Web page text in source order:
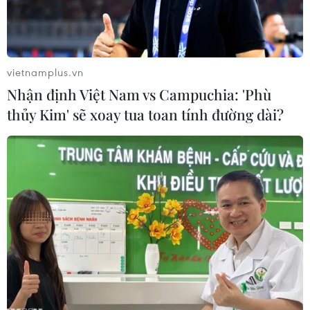
Cảnh trong phim "Bầu trời đỏ" (Ảnh: Viện Pháp tại Việt Nam)
“Bầu trời đỏ”- tác phẩm điện ảnh Pháp được
quay hoàn toàn tại Việt Nam sẽ có buổi chiếu ra
mắt tối 28/6 tại Trung tâm Văn hóa Pháp (số 24
Tràng Tiền, Hà Nội) và tối 29/6 tại IDECAF (số 31
Thái Văn Lung, Quận 1, Thành phố Hồ Chí
vietnamplus.vn
Nhận định Việt Nam vs Campuchia: 'Phù
thủy Kim' sẽ xoay tua toan tính đường dài?